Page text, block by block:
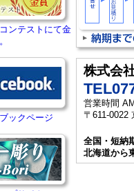
株式会
営業時間
〒611-0022
全国・短納
北海道から
ンテストにて金
ックページ